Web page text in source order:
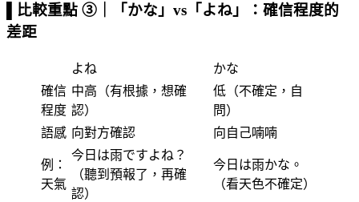
▌比較重點 ③｜「かな」vs「よね」：確信程度的
差距
よね
かな
確信
程度
中高（有根據，想確
認）
低（不確定，自
問）
語感 向對方確認 向自己喃喃
例：
天氣
今日は雨ですよね？
（聽到預報了，再確
認）
今日は雨かな。
（看天色不確定）